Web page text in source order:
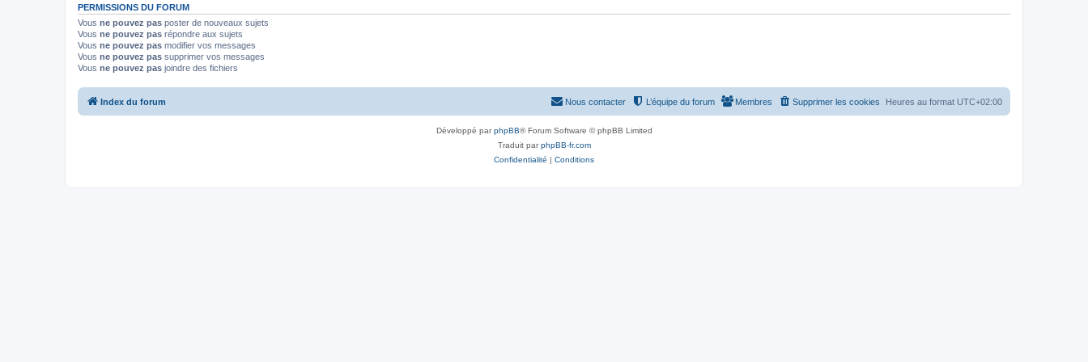
PERMISSIONS DU FORUM
Vous ne pouvez pas poster de nouveaux sujets
Vous ne pouvez pas répondre aux sujets
Vous ne pouvez pas modifier vos messages
Vous ne pouvez pas supprimer vos messages
Vous ne pouvez pas joindre des fichiers
Index du forum Heures au format UTC+02:00
Supprimer les cookies
Membres
L’équipe du forum
Nous contacter
Développé parphpBB® Forum Software © phpBB Limited
Traduit parphpBB-fr.com
Confidentialité | Conditions